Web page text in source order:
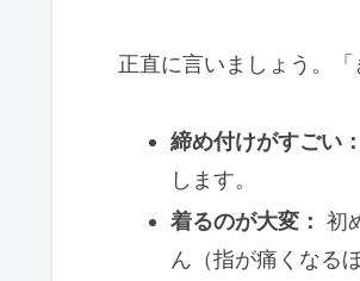
正直に言いましょう。「
締め付けがすごい：
します。
着るのが大変： 初
ん（指が痛くなる